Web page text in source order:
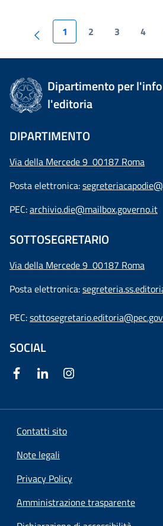
1 2 3 4
Dipartimento per
l'editoria
DIPARTIMENTO
Via della Mercede 9 00187 Roma
Posta elettronica:
PEC:archivio.die@mailbox.governo.it
SOTTOSEGRETARIO
Via della Mercede 9 00187 Roma
Posta elettronica:
PEC:
SOCIAL
Contatti sito
Note legali
Privacy Policy
Amministrazione trasparente